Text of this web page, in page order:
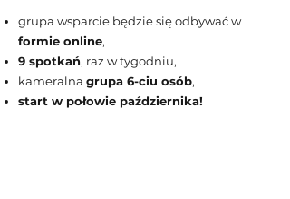
grupa wsparcie będzie się odbywać w
formie online,
9 spotkań, raz w tygodniu,
kameralna grupa 6-ciu osób,
start w połowie października!